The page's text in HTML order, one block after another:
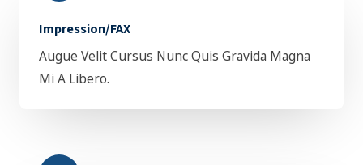
Impression/FAX
Augue Velit Cursus Nunc Quis Gravida Magna
Mi A Libero.